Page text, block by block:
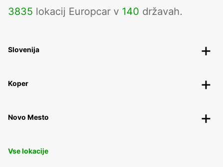
3835 lokacij Europcar v 140 državah.
Slovenija
Koper
Novo Mesto
Vse lokacije